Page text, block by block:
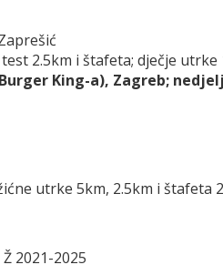
2.5km i štafeta; dječje utrke
King-a), Zagreb;
utrke 5km, 2.5km i štafeta
2021-2025